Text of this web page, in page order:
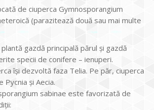
de ciuperca Gymnosporangium
(parazitează două sau mai multe
gazdă principală părul și gazdă
specii de conifere – ienuperi.
își dezvoltă faza Telia. Pe păr, ciuperca
Pycnia și Aecia.
sabinae este favorizată de